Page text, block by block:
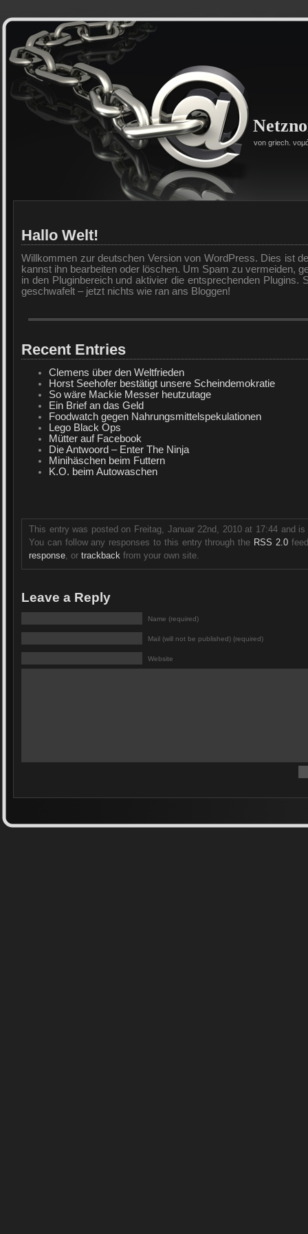
von griech.
Hallo Welt!
Willkommen zur deutschen Version von WordPress. Dies ist
kannst ihn bearbeiten oder löschen. Um Spam zu vermeiden,
in den Pluginbereich und aktivier die entsprechenden Plugins.
geschwafelt – jetzt nichts wie ran ans Bloggen!
Recent Entries
Clemens über den Weltfrieden
Horst Seehofer bestätigt unsere Scheindemokratie
So wäre Mackie Messer heutzutage
Ein Brief an das Geld
Foodwatch gegen Nahrungsmittelspekulationen
Lego Black Ops
Mütter auf Facebook
Die Antwoord – Enter The Ninja
Minihäschen beim Futtern
K.O. beim Autowaschen
This entry was posted on Freitag, Januar 22nd, 2010 at 17:44 and
You can follow any responses to this entry through the RSS 2.0
response, or trackback from your own site.
Leave a Reply
Name (required)
Mail (will not be published) (required)
Website